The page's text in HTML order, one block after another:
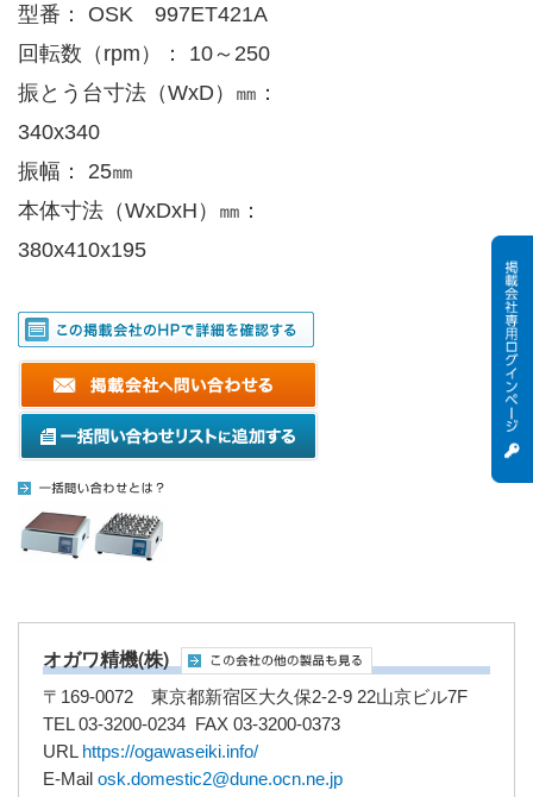
型番： OSK 997ET421A
回転数（rpm）： 10～250
振とう台寸法（WxD）㎜：
340x340
振幅： 25㎜
本体寸法（WxDxH）㎜：
380x410x195
オガワ精機(株)
〒169-0072 東京都新宿区大久保2-2-9 22山京ビル7F
TEL 03-3200-0234 FAX 03-3200-0373
URL https://ogawaseiki.info/
E-Mail osk.domestic2@dune.ocn.ne.jp